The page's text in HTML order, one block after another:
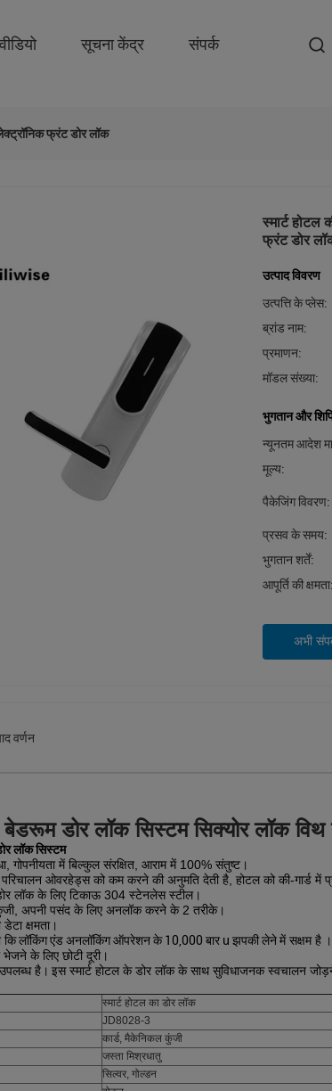
वीडियो सूचना केंद्र संपर्क
फ्रंट डोर लॉक
स्मार्ट
फ्रंट डोर
उत्पाद विवरण
उत्पत्ति के प्लेस:
ब्रांड नाम:
प्रमाणन:
मॉडल संख्या:
भुगतान और
न्यूनतम आदेश
मूल्य:
पैकेजिंग विवरण:
प्रसव के समय:
भुगतान शर्तें:
आपूर्ति की क्षमता:
अभी
वर्णन
बेडरूम डोर लॉक सिस्टम सिक्योर लॉक विथ
लॉक सिस्टम
गोपनीयता में बिल्कुल संरक्षित, आराम में 100% संतुष्ट।
परिचालन ओवरहेड्स को कम करने की अनुमति देती है, होटल को की-गार्ड
लॉक के लिए टिकाऊ 304 स्टेनलेस स्टील।
अपनी पसंद के लिए अनलॉक करने के 2 तरीके।
क्षमता।
किलॉकिंग एंड अनलॉकिंग ऑपरेशन के 10,000 बार u झपकी लेनेमें सक्षम है ।
भेजने के लिए छोटी दूरी।
है। इस स्मार्ट होटल के डोर लॉक के साथ सुविधाजनक स्वचालन
स्मार्ट होटल का डोर लॉक
JD8028-3
कार्ड, मैकेनिकल कुंजी
जस्ता मिश्रधातु
सिल्वर, गोल्डन